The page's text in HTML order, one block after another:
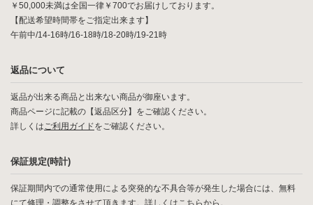
￥50,000未満は全国一律￥700でお届けしております。
【配送希望時間帯をご指定出来ます】
午前中/14-16時/16-18時/18-20時/19-21時
返品について
返品が出来る商品と出来ない商品が御座います。
商品ページに記載の【返品区分】をご確認ください。
詳しくはご利用ガイドをご確認ください。
保証規定(時計)
保証期間内での通常使用による突発的な不具合等が発生した場合には、無料